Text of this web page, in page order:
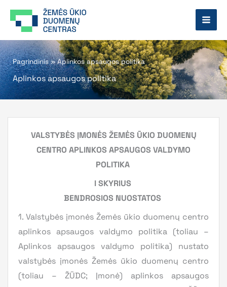
prie
Pagrindinis»Aplinkos apsaugos politika
Aplinkos apsaugos politika
VALSTYBĖS ĮMONĖS ŽEMĖS ŪKIO DUOMENŲ
CENTRO APLINKOS APSAUGOS VALDYMO
POLITIKA
I SKYRIUS
BENDROSIOS NUOSTATOS
1. Valstybės įmonės Žemės ūkio duomenų centro
aplinkos apsaugos valdymo politika (toliau –
Aplinkos apsaugos valdymo politika) nustato
valstybės įmonės Žemės ūkio duomenų centro
(toliau – ŽŪDC; Įmonė) aplinkos apsaugos